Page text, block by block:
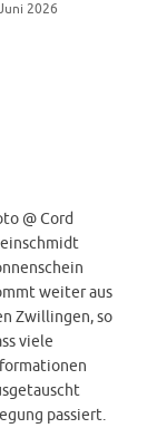
2026
@ Cord
weiter aus
Zwillingen, so
viele
passiert.